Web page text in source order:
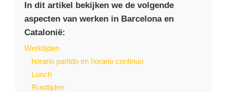
In dit artikel bekijken we de volgende
aspecten van werken in Barcelona en
Catalonië:
Werktijden
horario partido en horario continuo
Lunch
Rusttijden